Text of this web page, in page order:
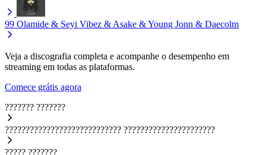
99 Olamide & Seyi Vibez & Asake & Young Jonn & Daecolm
Veja a discografia completa e acompanhe o desempenho em
streaming em todas as plataformas.
Comece grátis agora
??????? ???????
???????????????????????????? ??????????????????????
????? ???????